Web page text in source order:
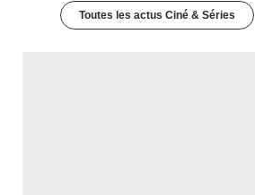
Toutes les actus Ciné & Séries